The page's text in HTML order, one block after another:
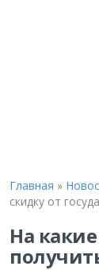
Главная »
скидку от
На